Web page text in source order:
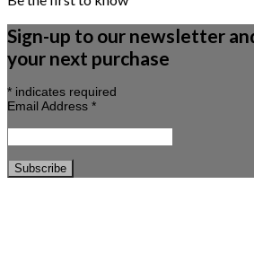
Sign-up to our newsletter
your next purchase
* indicates required
Email Address *